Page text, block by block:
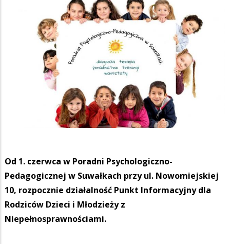
Od 1. czerwca w Poradni Psychologiczno-
Pedagogicznej w Suwałkach przy ul. Nowomiejskiej
10, rozpocznie działalność Punkt Informacyjny dla
Rodziców Dzieci i Młodzieży z
Niepełnosprawnościami.